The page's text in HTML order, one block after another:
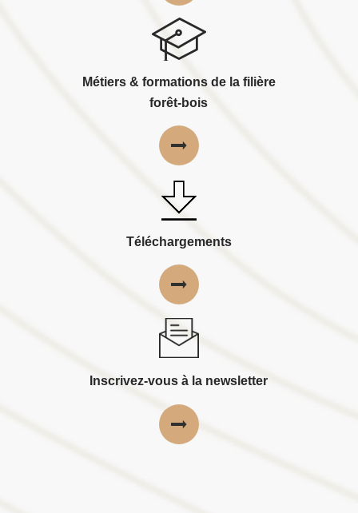
Métiers & formations de la filière
forêt-bois
Téléchargements
Inscrivez-vous à la newsletter